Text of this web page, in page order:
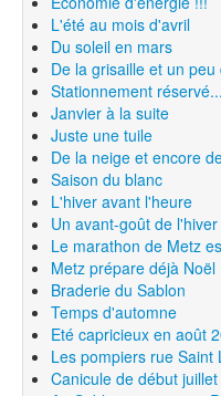
L'été au mois d'avril
Du soleil en mars
De la grisaille et un peu
Stationnement
Janvier à la suite
Juste une tuile
De la neige et encore
Saison du blanc
L'hiver avant l'heure
Un avant-goût de l'hiver
Le marathon de Metz
Metz prépare déjà Noël
Braderie du Sablon
Temps d'automne
Eté capricieux en août
Les pompiers rue Saint
Canicule de début